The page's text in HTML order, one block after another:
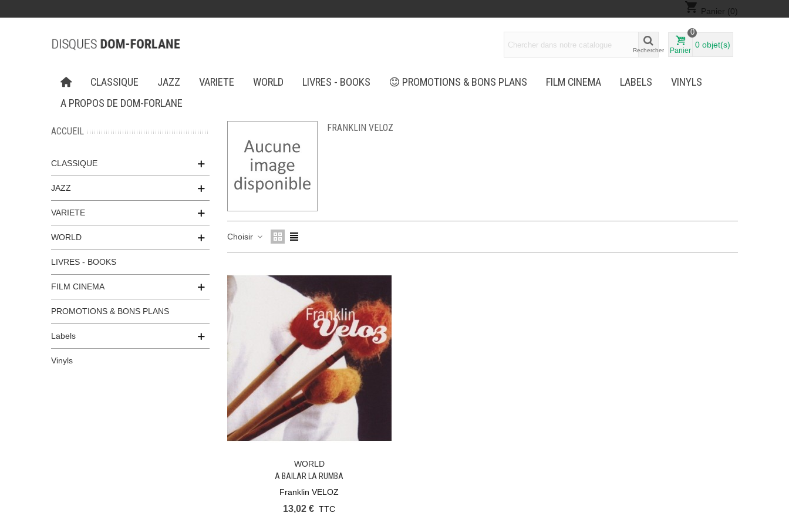
shopping_cart Panier (0)
Rechercher Panier
0
0 objet(s)
CLASSIQUE JAZZ VARIETE WORLD LIVRES - BOOKS PROMOTIONS & BONS PLANS FILM CINEMA LABELS
VINYLS
A PROPOS DE DOM-FORLANE
ACCUEIL
CLASSIQUE
JAZZ
VARIETE
WORLD
LIVRES - BOOKS
FILM CINEMA
PROMOTIONS & BONS PLANS
Labels
Vinyls
FRANKLIN VELOZ
Choisir
Ajouter Au Panier
WORLD
A BAILAR LA RUMBA
Franklin VELOZ
13,02 € TTC